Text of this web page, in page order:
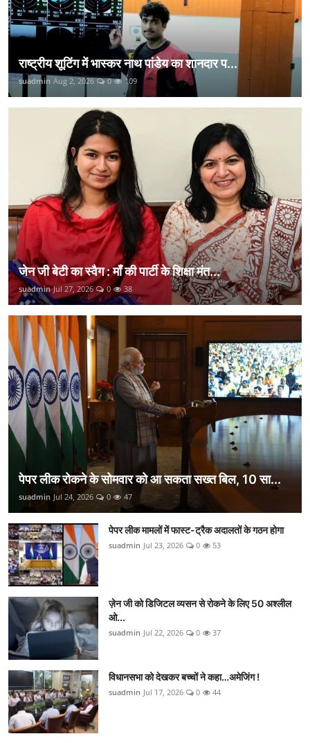
राष्ट्रीय शूटिंग में भास्कर नाथ पांडेय का शानदार प...
suadmin Aug 2, 2026 0 109
जेन जी बेटी का स्वैग : माँ की पार्टी के शिक्षा मंत...
suadmin Jul 27, 2026 0 38
पेपर लीक रोकने के सोमवार को आ सकता सख्त बिल, 10 सा...
suadmin Jul 24, 2026 0 47
पेपर लीक मामलों में फास्ट-ट्रैक अदालतों के गठन होगा
suadmin Jul 23, 2026 0 53
ज़ेन जी को डिजिटल व्यसन से रोकने के लिए 50 अश्लील
ओ...
suadmin Jul 22, 2026 0 37
विधानसभा को देखकर बच्चों ने कहा…अमेजिंग !
suadmin Jul 17, 2026 0 44